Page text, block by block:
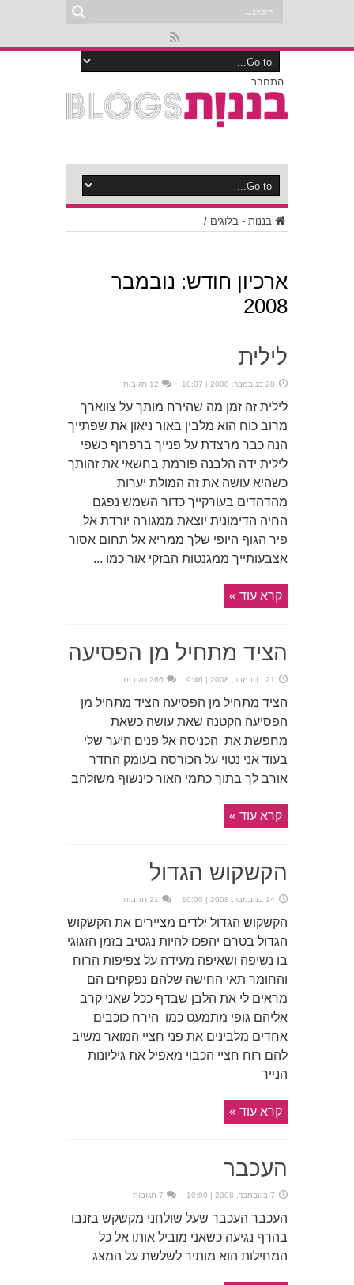
התחבר
בננות - בלוגים /
ארכיון חודש: נובמבר
2008
לילית
28 בנובמבר, 2008 | 10:07 12 תגובות
לילית זה זמן מה שהירח מותך על צווארך
מרוב כוח הוא מלבין באור ניאון את שפתייך
הנה כבר מרצדת על פנייך ברפרוף כשפי
לילית ידה הלבנה פורמת בחשאי את זהותך
כשהיא עושה את זה המולת יערות
מהדהדים בעורקייך כדור השמש נפגם
החיה הדימונית יוצאת ממגורה יורדת אל
פיר הגוף היופי שלך ממריא אל תחום אסור
אצבעותייך ממגנטות הבזקי אור כמו ...
קרא עוד »
הציד מתחיל מן הפסיעה
21 בנובמבר, 2008 | 9:46 266 תגובות
הציד מתחיל מן הפסיעה הציד מתחיל מן
הפסיעה הקטנה שאת עושה כשאת
מחפשת את הכניסה אל פנים היער שלי
בעוד אני נטוי על הכורסה בעומק החדר
אורב לך בתוך כתמי האור כינשוף משולהב
קרא עוד »
הקשקוש הגדול
14 בנובמבר, 2008 | 10:00 21 תגובות
הקשקוש הגדול ילדים מציירים את הקשקוש
הגדול בטרם יהפכו להיות נגטיב בזמן הזגוגי
בו נשיפה ושאיפה מעידה על צפיפות הרוח
והחומר תאי החישה שלהם נפקחים הם
מראים לי את הלבן שבדף ככל שאני קרב
אליהם גופי מתמעט כמו הירח כוכבים
אחדים מלבינים את פני חציי המואר משיב
להם רוח חציי הכבוי מאפיל את גיליונות
הנייר
קרא עוד »
העכבר
7 בנובמבר, 2008 | 10:00 7 תגובות
העכבר העכבר שעל שולחני מקשקש בזנבו
בהרף נגיעה כשאני מוביל אותו אל כל
המחילות הוא מותיר לשלשת על המצג